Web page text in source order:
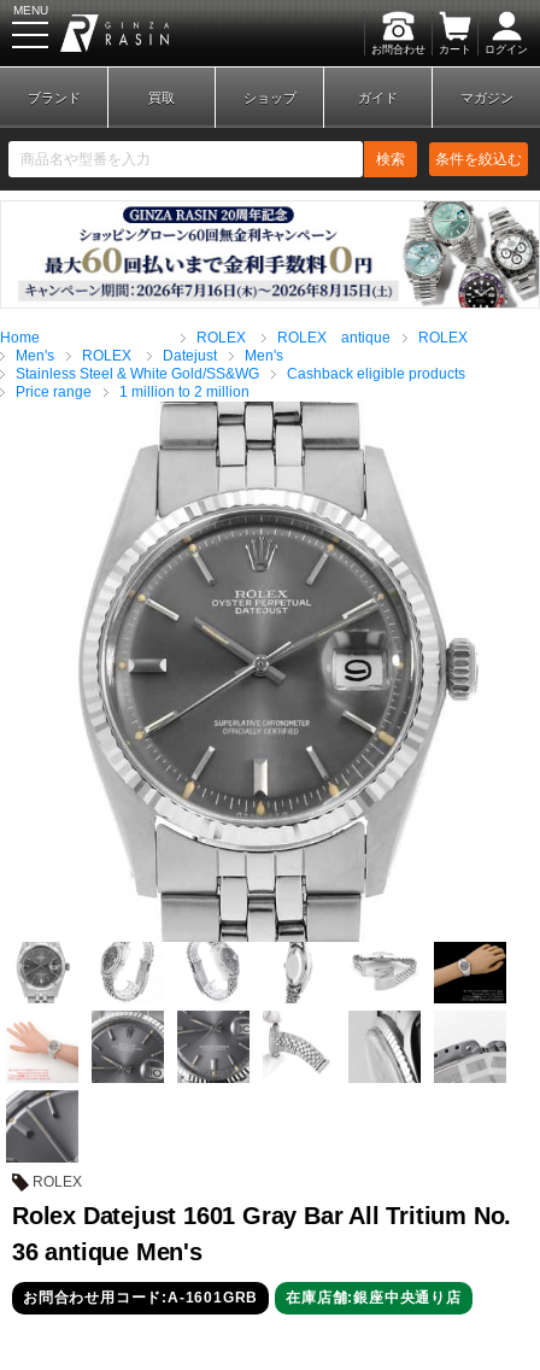
お問合わせ カート ログイン
MENU
新規会員登録 ログイン
ブランドから探す
全てのブランドを見
る
ロレックス
パテック
フィリップ
オーデマピゲ ウブロ カルティエ
グランド
セイコー
オメガ IWC
ヴァシュロン
チューダー パネライ
ブランド 買取 ショップ ガイド マガジン
検索 条件を絞込む
Home ROLEX ROLEX antique
ROLEX
Men's
ROLEX Datejust
Men's
Stainless Steel & White Gold/SS&WG
Cashback eligible products
Price range
1 million to 2 million
ROLEX
Rolex Datejust 1601 Gray Bar All Tritium No.
36 antique Men's
お問合わせ用コード:A-1601GRB 在庫店舗:銀座中央通り店